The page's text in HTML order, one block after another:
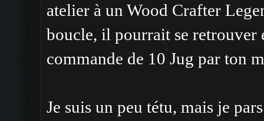
atelier à un Wood Crafter
boucle, il pourrait se retrouver
commande de 10 Jug par ton
Je suis un peu tétu, mais je